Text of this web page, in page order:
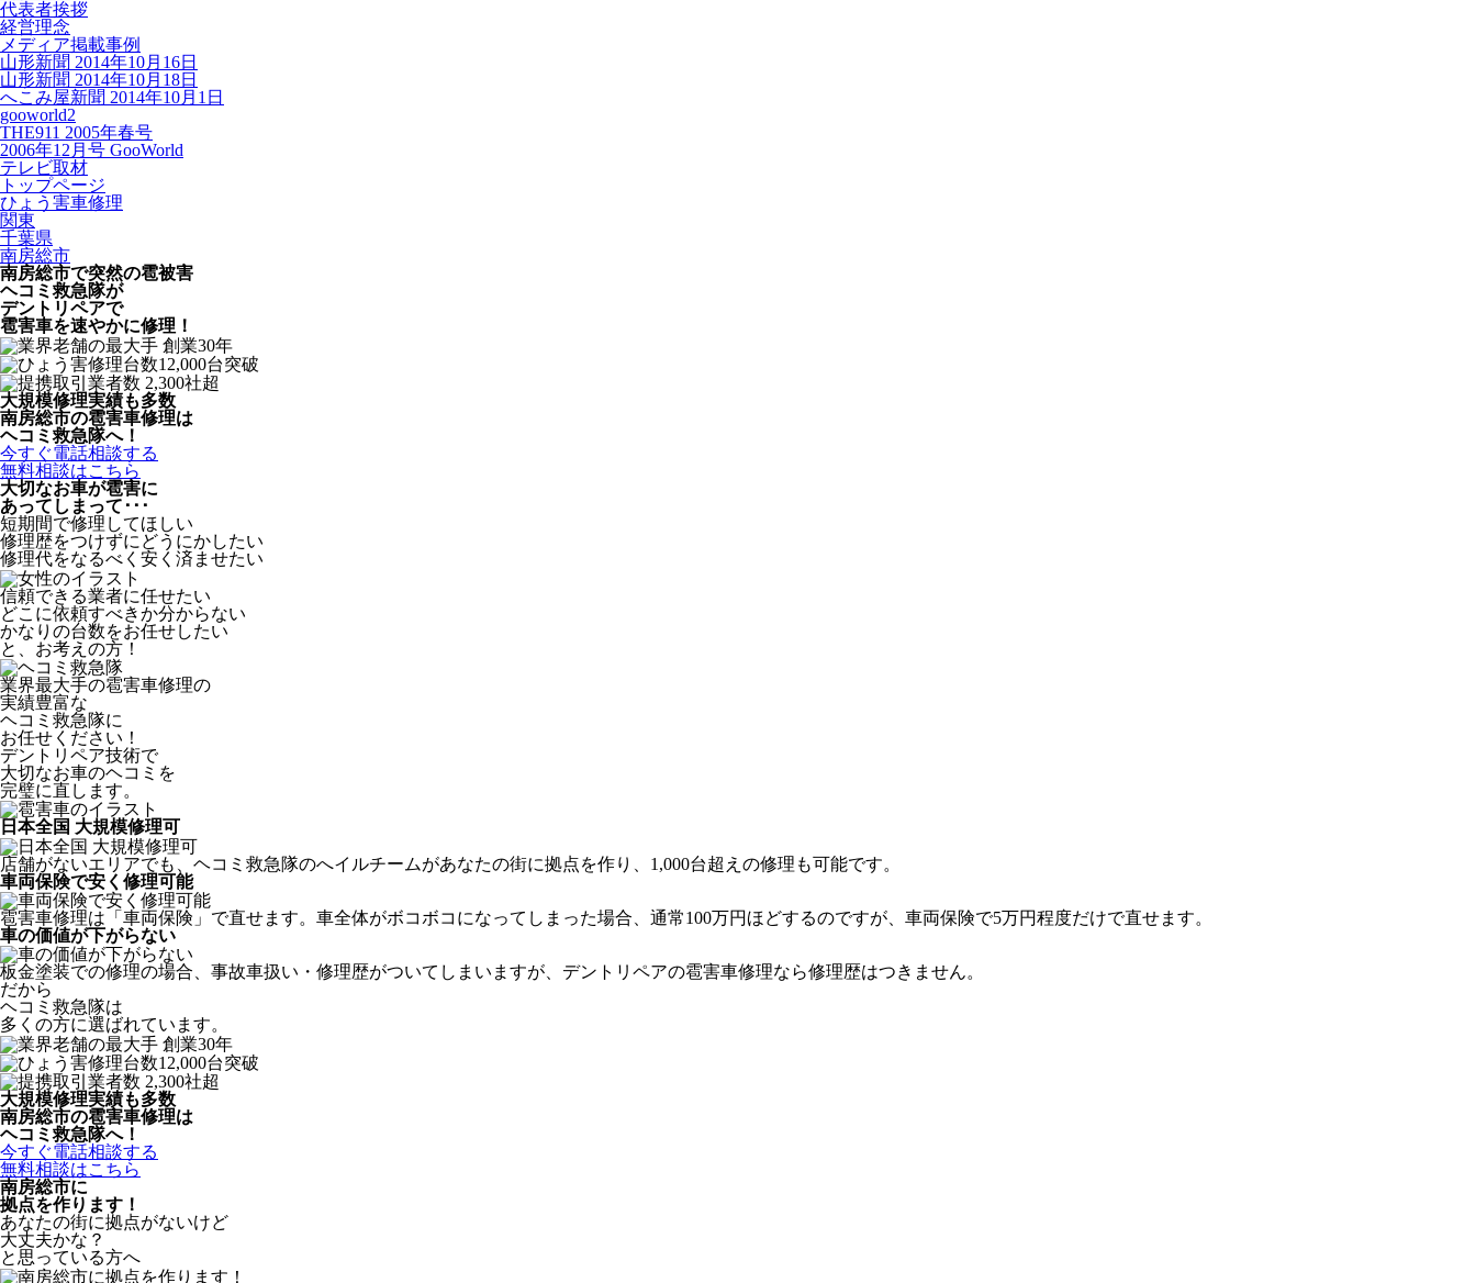
代表者挨拶
経営理念
メディア掲載事例
山形新聞 2014年10月16日
山形新聞 2014年10月18日
へこみ屋新聞 2014年10月1日
gooworld2
THE911 2005年春号
2006年12月号 GooWorld
テレビ取材
トップページ
ひょう害車修理
関東
千葉県
南房総市
南房総市で突然の雹被害
ヘコミ救急隊が
デントリペアで
雹害車を速やかに修理！
大規模修理実績も多数
南房総市の雹害車修理は
ヘコミ救急隊へ！
今すぐ電話相談する
無料相談はこちら
大切なお車が雹害に
あってしまって･･･
短期間で修理してほしい
修理歴をつけずにどうにかしたい
修理代をなるべく安く済ませたい
信頼できる業者に任せたい
どこに依頼すべきか分からない
かなりの台数をお任せしたい
と、お考えの方！
業界最大手の雹害車修理の
実績豊富な
ヘコミ救急隊に
お任せください！
デントリペア技術で
大切なお車のヘコミを
完璧に直します。
日本全国 大規模修理可
店舗がないエリアでも、ヘコミ救急隊のへイルチームがあなたの街に拠点を作り、1,000台超えの修理も可能です。
車両保険で安く修理可能
雹害車修理は「車両保険」で直せます。車全体がボコボコになってしまった場合、通常100万円ほどするのですが、車両保険で5万円程度だけで直せます。
車の価値が下がらない
板金塗装での修理の場合、事故車扱い・修理歴がついてしまいますが、デントリペアの雹害車修理なら修理歴はつきません。
だから
ヘコミ救急隊は
多くの方に選ばれています。
大規模修理実績も多数
南房総市の雹害車修理は
ヘコミ救急隊へ！
今すぐ電話相談する
無料相談はこちら
南房総市に
拠点を作ります！
あなたの街に拠点がないけど
大丈夫かな？
と思っている方へ